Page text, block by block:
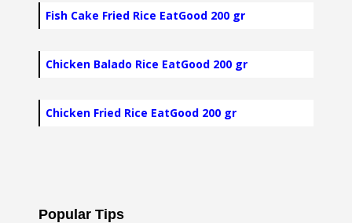
Fish Cake Fried Rice EatGood 200 gr
Chicken Balado Rice EatGood 200 gr
Chicken Fried Rice EatGood 200 gr
Popular Tips